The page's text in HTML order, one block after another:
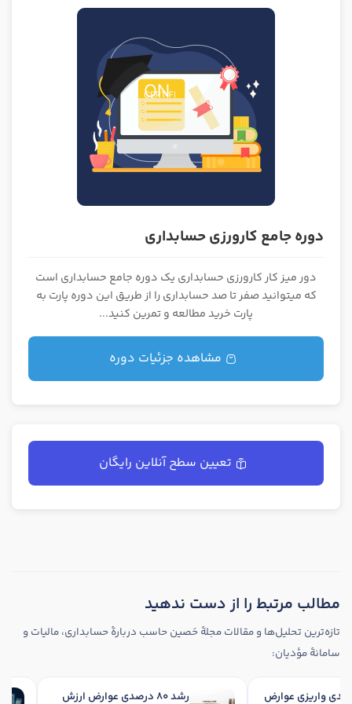
دوره جامع کارورزی حسابداری
دور میز کار کارورزی حسابداری یک دوره جامع حسابداری است
که میتوانید صفر تا صد حسابداری را از طریق این دوره پارت به
پارت خرید مطالعه و تمرین کنید...
مشاهده جزئیات دوره
تعیین سطح آنلاین رایگان
مطالب مرتبط را از دست ندهید
تازه‌ترین تحلیل‌ها و مقالات مجلهٔ حَصین حاسب دربارهٔ حسابداری، مالیات و
سامانهٔ مؤدیان:
رشد 34 درصدی واریزی عوارض
رشد 80 درصدی عوارض ارزش